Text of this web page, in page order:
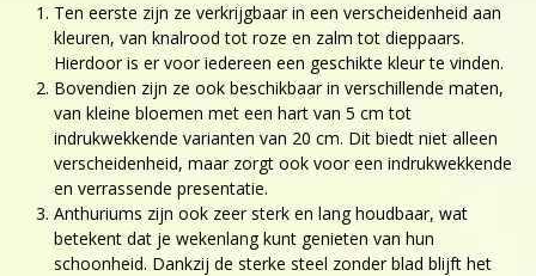
Ten eerste zijn ze verkrijgbaar in een verscheidenheid aan
kleuren, van knalrood tot roze en zalm tot dieppaars.
Hierdoor is er voor iedereen een geschikte kleur te vinden.
Bovendien zijn ze ook beschikbaar in verschillende maten,
van kleine bloemen met een hart van 5 cm tot
indrukwekkende varianten van 20 cm. Dit biedt niet alleen
verscheidenheid, maar zorgt ook voor een indrukwekkende
en verrassende presentatie.
Anthuriums zijn ook zeer sterk en lang houdbaar, wat
betekent dat je wekenlang kunt genieten van hun
schoonheid. Dankzij de sterke steel zonder blad blijft het